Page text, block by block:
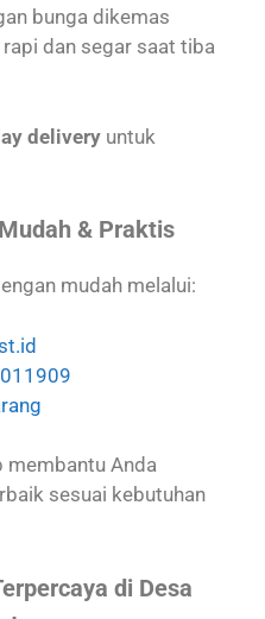
bunga dikemas
dan segar saat tiba
delivery untuk
& Praktis
mudah melalui:
membantu Anda
sesuai kebutuhan
di Desa